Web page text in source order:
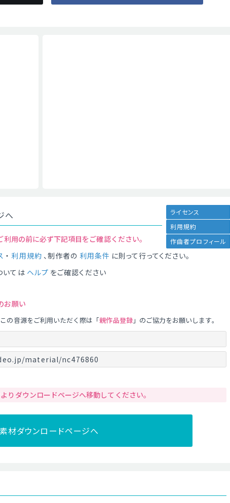
へ
ライセンス
利用規約
作曲者プロフィール
用の前に必ず下記項目をご確認ください。
・ 利用規約 、制作者の 利用条件 に則って行ってください。
いては ヘルプ をご確認ください
お願い
の音源をご利用いただく際は「親作品登録」のご協力をお願いします。
material/nc476860
りダウンロードページへ移動してください。
材ダウンロードページへ